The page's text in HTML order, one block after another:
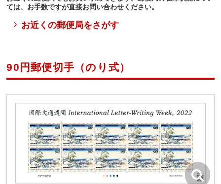
ては、お手数ですが直接お問い合わせください。
お近くの郵便局をさがす
90円郵便切手（のり式）